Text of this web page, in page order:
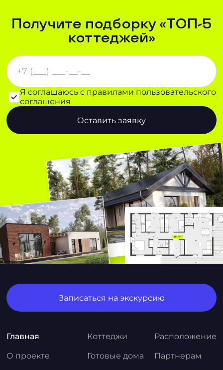
Получите подборку «ТОП-5
коттеджей»
Я соглашаюсь с правилами пользовательского
соглашения
Записаться на экскурсию
Главная
О проекте
Коттеджи
Готовые дома
Расположение
Партнерам